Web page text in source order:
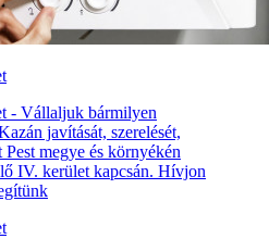
- Vállaljuk bármilyen
javítását, szerelését,
Pest megye és környékén
IV. kerület kapcsán. Hívjon